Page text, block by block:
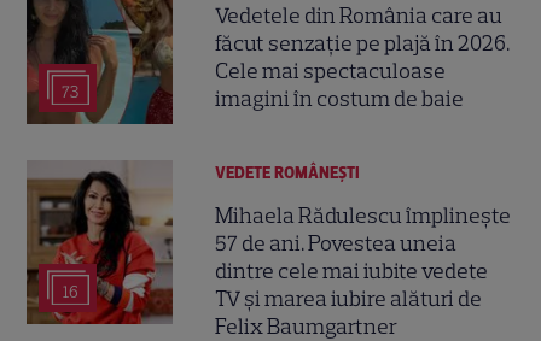
73
Vedetele din România care au
făcut senzație pe plajă în 2026.
Cele mai spectaculoase
imagini în costum de baie
16
VEDETE ROMÂNEŞTI
Mihaela Rădulescu împlinește
57 de ani. Povestea uneia
dintre cele mai iubite vedete
TV și marea iubire alături de
Felix Baumgartner